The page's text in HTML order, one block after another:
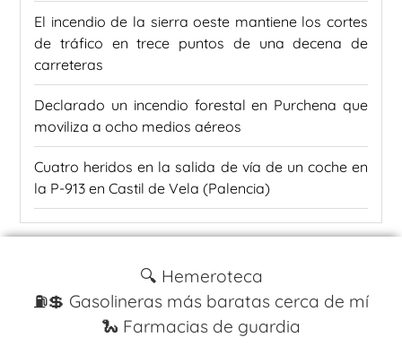
El incendio de la sierra oeste mantiene los cortes
de tráfico en trece puntos de una decena de
carreteras
Declarado un incendio forestal en Purchena que
moviliza a ocho medios aéreos
Cuatro heridos en la salida de vía de un coche en
la P-913 en Castil de Vela (Palencia)
🔍 Hemeroteca
⛽️💲 Gasolineras más baratas cerca de mí
🐍 Farmacias de guardia